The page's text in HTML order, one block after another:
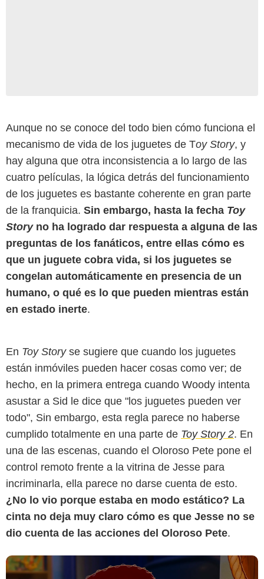
Aunque no se conoce del todo bien cómo funciona el
mecanismo de vida de los juguetes de Toy Story, y
hay alguna que otra inconsistencia a lo largo de las
cuatro películas, la lógica detrás del funcionamiento
de los juguetes es bastante coherente en gran parte
de la franquicia. Sin embargo, hasta la fecha Toy
Storyno ha logrado dar respuesta a alguna de las
preguntas de los fanáticos, entre ellas cómo es
que un juguete cobra vida, si los juguetes se
congelan automáticamente en presencia de un
humano, o qué es lo que pueden mientras están
en estado inerte.
En Toy Storyse sugiere que cuando los juguetes
están inmóviles pueden hacer cosas como ver; de
hecho, en la primera entrega cuando Woody intenta
asustar a Sid le dice que "los juguetes pueden ver
todo", Sin embargo, esta regla parece no haberse
cumplido totalmente en una parte de Toy Story 2. En
una de las escenas, cuando el Oloroso Pete pone el
control remoto frente a la vitrina de Jesse para
incriminarla, ella parece no darse cuenta de esto.
¿No lo vio porque estaba en modo estático? La
cinta no deja muy claro cómo es que Jesse no se
dio cuenta de las acciones del Oloroso Pete.
YouTube